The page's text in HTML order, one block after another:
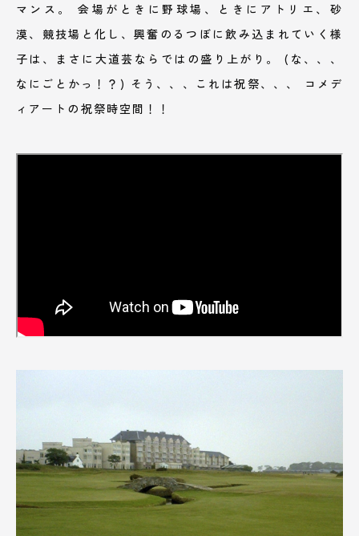
マンス。 会場がときに野球場、ときにアトリエ、砂
漠、競技場と化し、興奮のるつぼに飲み込まれていく様
子は、まさに大道芸ならではの盛り上がり。 (な、、、
なにごとかっ！？) そう、、、これは祝祭、、、 コメデ
ィアートの祝祭時空間！！